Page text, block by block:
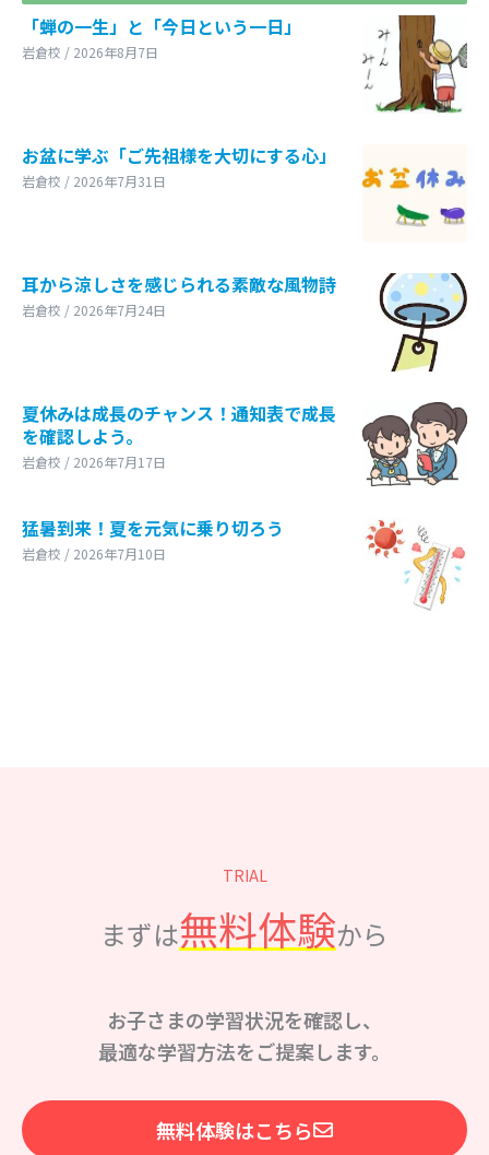
「蝉の一生」と「今日という一日」
岩倉校 / 2026年8月7日
お盆に学ぶ「ご先祖様を大切にする心」
岩倉校 / 2026年7月31日
耳から涼しさを感じられる素敵な風物詩
岩倉校 / 2026年7月24日
夏休みは成長のチャンス！通知表で成長
を確認しよう。
岩倉校 / 2026年7月17日
猛暑到来！夏を元気に乗り切ろう
岩倉校 / 2026年7月10日
TRIAL
まずは無料体験から
お子さまの学習状況を確認し、
最適な学習方法をご提案します。
無料体験はこちら